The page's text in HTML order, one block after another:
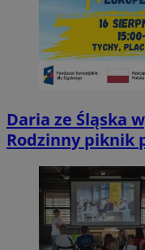
Daria ze Śląska
Rodzinny piknik